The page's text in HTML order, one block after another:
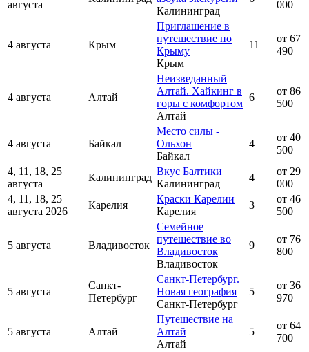
августа
Калининград
000
4 августа Крым
Приглашение в
путешествие по
Крыму
Крым
11
от 67
490
4 августа Алтай
Неизведанный
Алтай. Хайкинг в
горы с комфортом
Алтай
6
от 86
500
4 августа Байкал
Место силы -
Ольхон
Байкал
4
от 40
500
4, 11, 18, 25
августа
Калининград
Вкус Балтики
Калининград
4
от 29
000
4, 11, 18, 25
августа 2026
Карелия
Краски Карелии
Карелия
3
от 46
500
5 августа Владивосток
Семейное
путешествие во
Владивосток
Владивосток
9
от 76
800
5 августа
Санкт-
Петербург
Санкт-Петербург.
Новая география
Санкт-Петербург
5
от 36
970
5 августа Алтай
Путешествие на
Алтай
Алтай
5
от 64
700